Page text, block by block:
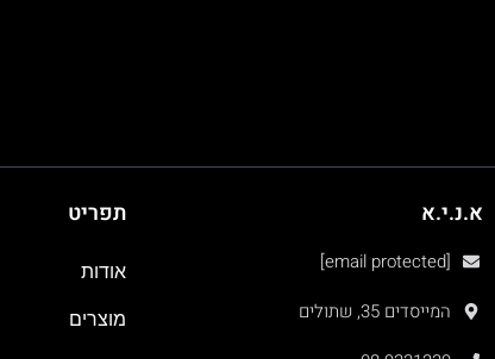
א.נ.י.א
[email protected]
המייסדים 35, שתולים
תפריט
אודות
מוצרים